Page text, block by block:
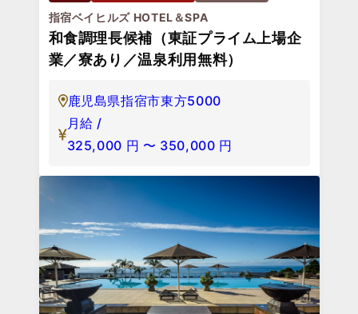
指宿ベイヒルズ HOTEL＆SPA
和食調理長候補（東証プライム上場企
業／寮あり／温泉利用無料）
鹿児島県指宿市東方5000
月給 /
325,000 円 〜 350,000 円